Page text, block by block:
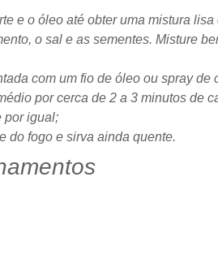
e o óleo até obter uma mistura
o sal e as sementes. Misture
com um fio de óleo ou spray de
por cerca de 2 a 3 minutos de
por igual;
do fogo e sirva ainda quente.